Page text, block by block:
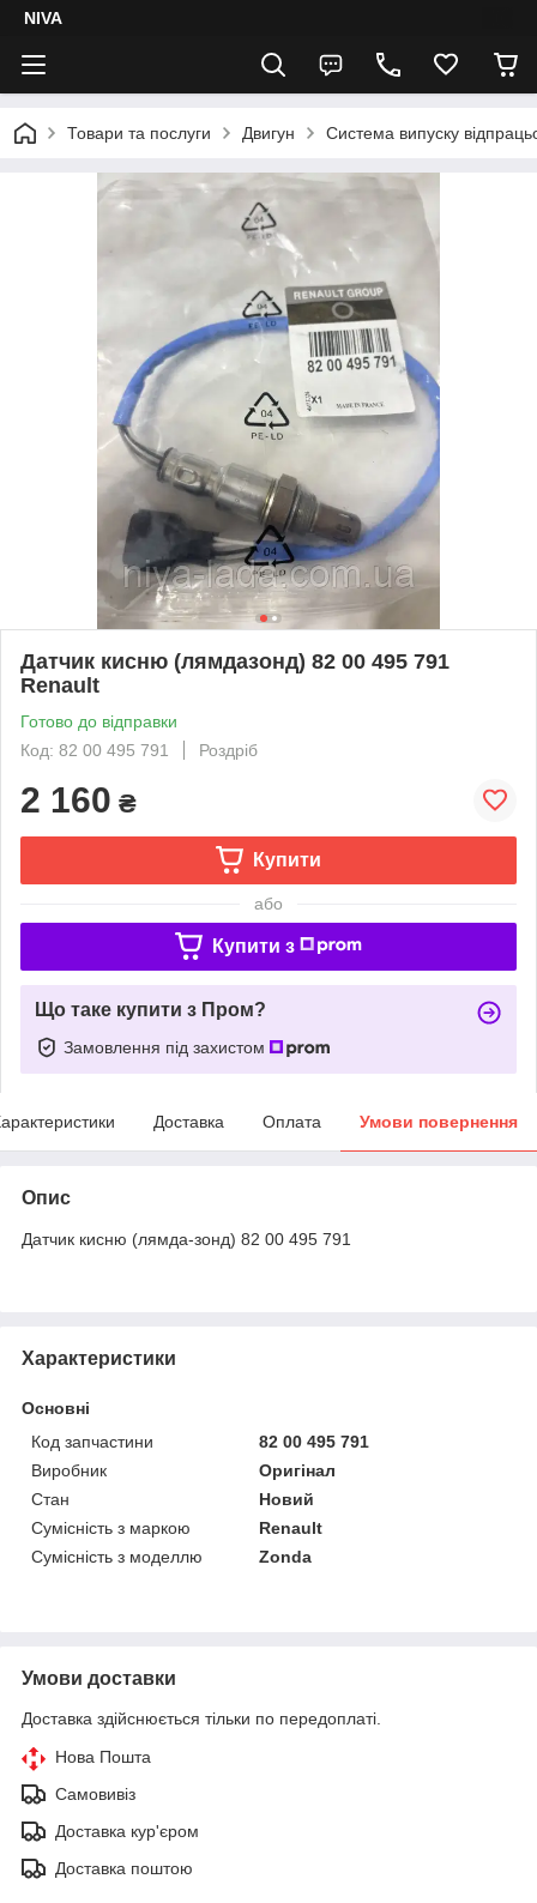
NIVA
Товари та послуги Двигун Система випуску
Датчик кисню (лямдазонд) 82 00 495 791
Renault
Готово до відправки
Код: 82 00 495 791
Роздріб
2 160 ₴
Купити
або
Купити з
Що таке купити з Пром?
Замовлення під захистом
Доставка Оплата Умови повернення
Опис
Датчик кисню (лямда-зонд) 82 00 495 791
Характеристики
Основні
Код запчастини
82 00 495 791
Виробник
Оригінал
Стан
Новий
Сумісність з маркою
Renault
Сумісність з моделлю
Zonda
Умови доставки
Доставка здійснюється тільки по передоплаті.
Нова Пошта
Самовивіз
Доставка кур'єром
Доставка поштою